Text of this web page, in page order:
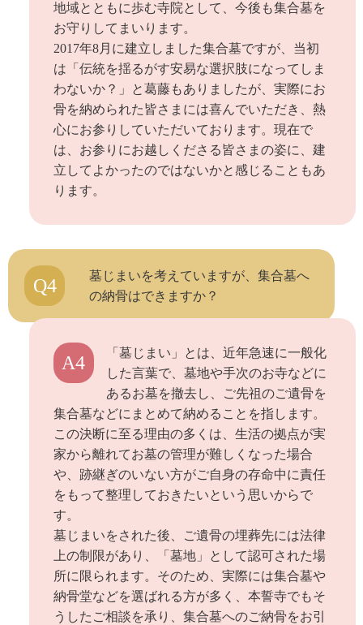
地域とともに歩む寺院として、今後も集合墓を
お守りしてまいります。
2017年8月に建立しました集合墓ですが、当初
は「伝統を揺るがす安易な選択肢になってしま
わないか？」と葛藤もありましたが、実際にお
骨を納められた皆さまには喜んでいただき、熱
心にお参りしていただいております。現在で
は、お参りにお越しくださる皆さまの姿に、建
立してよかったのではないかと感じることもあ
ります。
Q4
墓じまいを考えていますが、集合墓へ
の納骨はできますか？
A4
「墓じまい」とは、近年急速に一般化
した言葉で、墓地や手次のお寺などに
あるお墓を撤去し、ご先祖のご遺骨を
集合墓などにまとめて納めることを指します。
この決断に至る理由の多くは、生活の拠点が実
家から離れてお墓の管理が難しくなった場合
や、跡継ぎのいない方がご自身の存命中に責任
をもって整理しておきたいという思いからで
す。
墓じまいをされた後、ご遺骨の埋葬先には法律
上の制限があり、「墓地」として認可された場
所に限られます。そのため、実際には集合墓や
納骨堂などを選ばれる方が多く、本誓寺でもそ
うしたご相談を承り、集合墓へのご納骨をお引